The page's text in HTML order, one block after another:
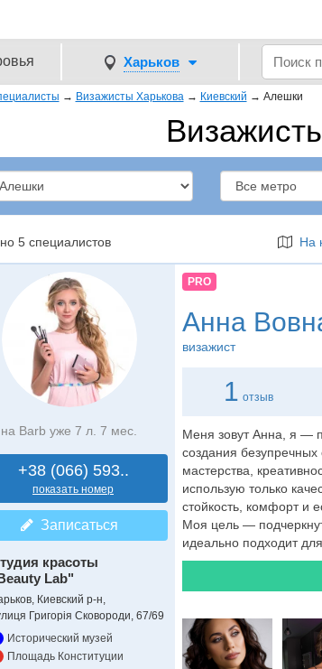
Харьков
→ Визажисты Харькова → Киевский → Алешки
5 специалистов На
на Barb уже 7 л. 7 мес.
+38 (066) 593..
показать номер
Записаться
красоты
Lab"
Киевский р-н,
Григорія Сковороди, 67/69
Исторический музей
Площадь Конституции
PRO
Анна
визажист
1 отзыв
Меня зовут Анна, я —
создания
мастерства,
использую только
стойкость, комфорт и
Моя цель —
идеально подходит